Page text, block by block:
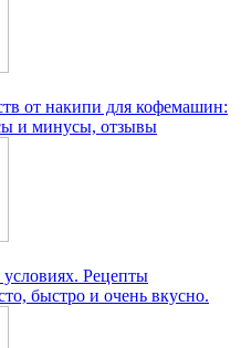
от накипи для кофемашин:
и минусы, отзывы
Рецепты
быстро и очень вкусно.